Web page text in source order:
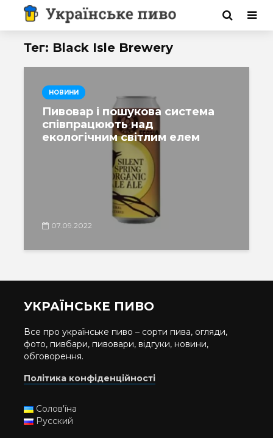
Тег: Black Isle Brewery
НОВИНИ
Пивовар і пошукова система
співпрацюють над
екологічним світлим елем
07.09.2022
УКРАЇНСЬКЕ ПИВО
Все про українське пиво – сорти пива, огляди,
фото, пивбари, пивовари, відгуки, новини,
обговорення.
Політика конфіденційності
Солов'їна
Русский